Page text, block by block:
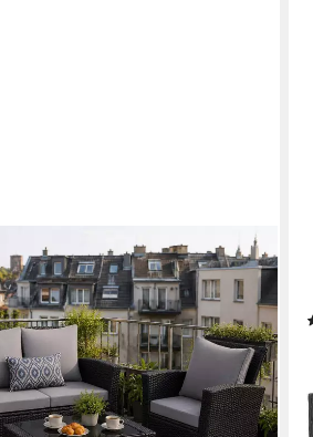
Gartenmöbel Set für 4
Set Sitzgruppe, 4-tlg.,
hohe Rückenlehne 80 cm, breite